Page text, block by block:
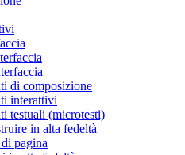
di composizione
interattivi
testuali (microtesti)
in alta fedeltà
pagina